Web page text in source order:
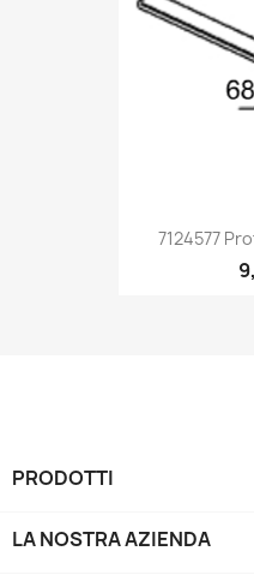
7124577
PRODOTTI
LA NOSTRA AZIENDA